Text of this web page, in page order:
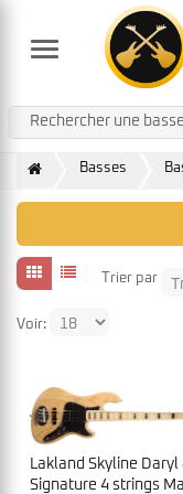
Menu
Basses
Trier par
Voir:
Lakland Skyline
Signature 4 strings